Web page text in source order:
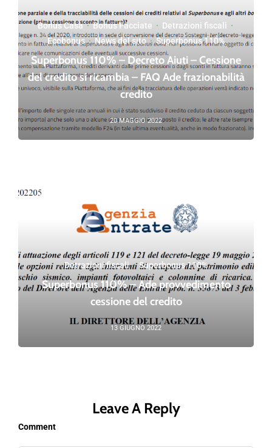
Bonus Casa·Bonus Facciate · Detrazioni fiscali ·
Ecobonus·News del sito·Superbonus 110%
Superbonus 110% – Decreto Aiuti – Cessione
del credito si ricambia – FAQ Ade frazionabilità
credito
20 MAGGIO 2022
Detrazioni fiscali·Superbonus 110%
Superbonus 110% – Ade provvedimento
cessione del credito
13 GIUGNO 2022
Leave A Reply
Comment